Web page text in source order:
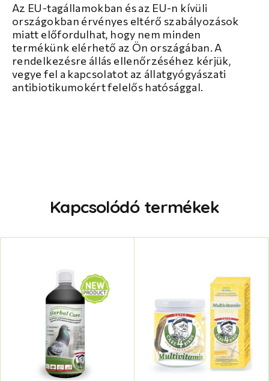
Az EU-tagállamokban és az EU-n kívüli
országokban érvényes eltérő szabályozások
miatt előfordulhat, hogy nem minden
termékünk elérhető az Ön országában. A
rendelkezésre állás ellenőrzéséhez kérjük,
vegye fel a kapcsolatot az állatgyógyászati
antibiotikumokért felelős hatósággal.
Kapcsolódó termékek